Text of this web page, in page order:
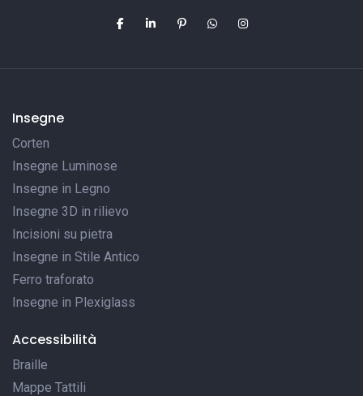
Insegne
Corten
Insegne Luminose
Insegne in Legno
Insegne 3D in rilievo
Incisioni su pietra
Insegne in Stile Antico
Ferro traforato
Insegne in Plexiglass
Accessibilità
Braille
Mappe Tattili